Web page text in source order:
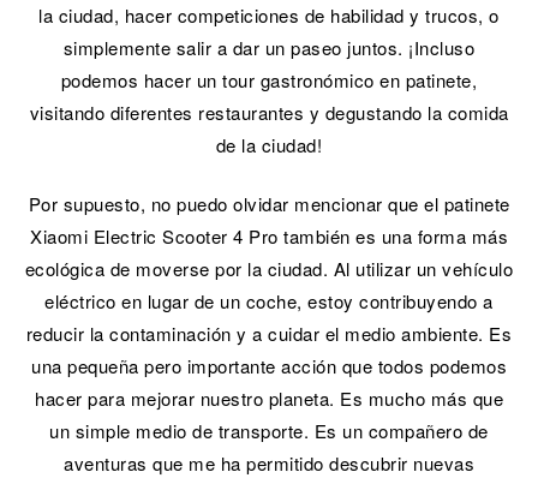
la ciudad, hacer competiciones de habilidad y trucos, o
simplemente salir a dar un paseo juntos. ¡Incluso
podemos hacer un tour gastronómico en patinete,
visitando diferentes restaurantes y degustando la comida
de la ciudad!
Por supuesto, no puedo olvidar mencionar que el patinete
Xiaomi Electric Scooter 4 Pro también es una forma más
ecológica de moverse por la ciudad. Al utilizar un vehículo
eléctrico en lugar de un coche, estoy contribuyendo a
reducir la contaminación y a cuidar el medio ambiente. Es
una pequeña pero importante acción que todos podemos
hacer para mejorar nuestro planeta. Es mucho más que
un simple medio de transporte. Es un compañero de
aventuras que me ha permitido descubrir nuevas